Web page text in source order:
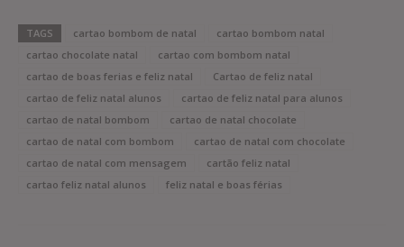
TAGS cartao bombom de natal
cartao bombom natal
cartao chocolate natal
cartao com bombom natal
cartao de boas ferias e feliz natal
Cartao de feliz natal
cartao de feliz natal alunos
cartao de feliz natal para alunos
cartao de natal bombom
cartao de natal chocolate
cartao de natal com bombom
cartao de natal com chocolate
cartao de natal com mensagem
cartão feliz natal
cartao feliz natal alunos
feliz natal e boas férias